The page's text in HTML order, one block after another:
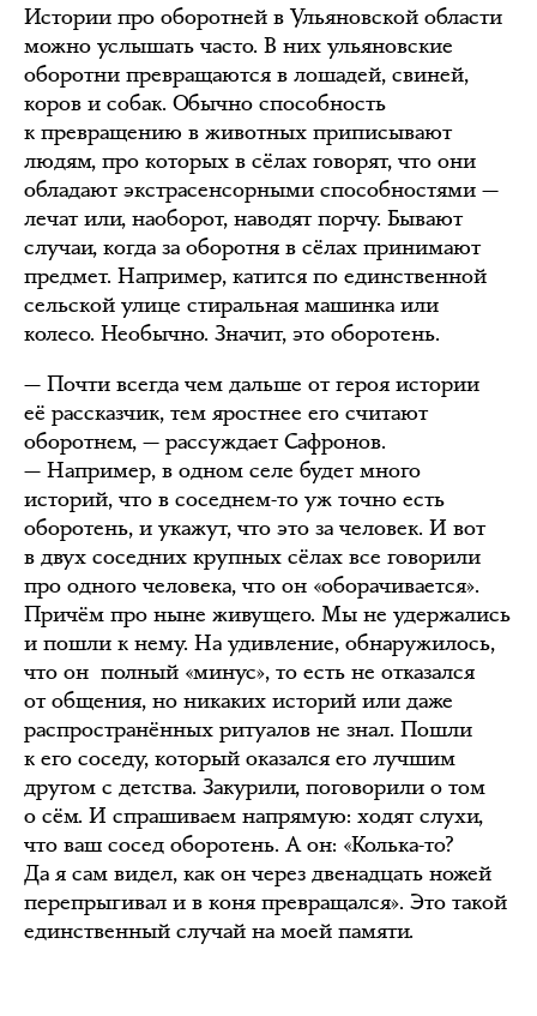
Истории про оборотней в Ульяновской области
можно услышать часто. В них ульяновские
оборотни превращаются в лошадей, свиней,
коров и собак. Обычно способность
к превращению в животных приписывают
людям, про которых в сёлах говорят, что они
обладают экстрасенсорными способностями —
лечат или, наоборот, наводят порчу. Бывают
случаи, когда за оборотня в сёлах принимают
предмет. Например, катится по единственной
сельской улице стиральная машинка или
колесо. Необычно. Значит, это оборотень.
— Почти всегда чем дальше от героя истории
её рассказчик, тем яростнее его считают
оборотнем, — рассуждает Сафронов.
— Например, в одном селе будет много
историй, что в соседнем-то уж точно есть
оборотень, и укажут, что это за человек. И вот
в двух соседних крупных сёлах все говорили
про одного человека, что он «оборачивается».
Причём про ныне живущего. Мы не удержались
и пошли к нему. На удивление, обнаружилось,
что он полный «минус», то есть не отказался
от общения, но никаких историй или даже
распространённых ритуалов не знал. Пошли
к его соседу, который оказался его лучшим
другом с детства. Закурили, поговорили о том
о сём. И спрашиваем напрямую: ходят слухи,
что ваш сосед оборотень. А он: «Колька-то?
Да я сам видел, как он через двенадцать ножей
перепрыгивал и в коня превращался». Это такой
единственный случай на моей памяти.